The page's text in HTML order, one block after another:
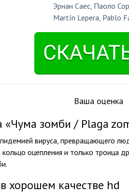
Эрнан Саес, Паоло
Martín Lepera, Pablo
Ваша оценка
зомби / Plaga
вируса, превращающего
оцепления и только троица
хорошем качестве hd